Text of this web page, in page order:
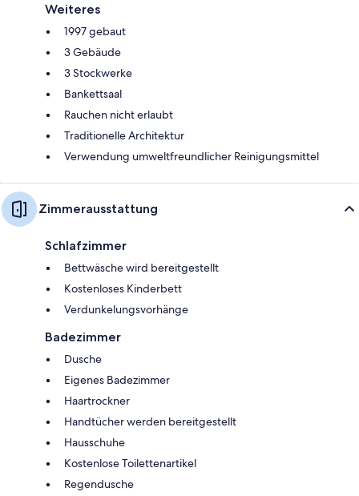
Weiteres
1997 gebaut
3 Gebäude
3 Stockwerke
Bankettsaal
Rauchen nicht erlaubt
Traditionelle Architektur
Verwendung umweltfreundlicher Reinigungsmittel
Zimmerausstattung
Schlafzimmer
Bettwäsche wird bereitgestellt
Kostenloses Kinderbett
Verdunkelungsvorhänge
Badezimmer
Dusche
Eigenes Badezimmer
Haartrockner
Handtücher werden bereitgestellt
Hausschuhe
Kostenlose Toilettenartikel
Regendusche